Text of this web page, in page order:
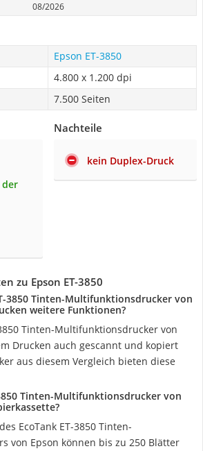
08/2026
Epson ET-3850
4.800 x 1.200 dpi
7.500 Seiten
Nachteile
kein Duplex-Druck
zu Epson ET-3850
3850 Tinten-Multifunktionsdrucker von
weitere Funktionen?
Tinten-Multifunktionsdrucker von
Drucken auch gescannt und kopiert
aus diesem Vergleich bieten diese
Tinten-Multifunktionsdrucker von
EcoTank ET-3850 Tinten-
von Epson können bis zu 250 Blätter